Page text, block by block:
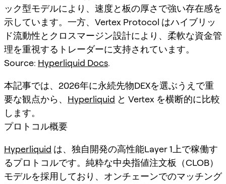
ック型モデルにより、速度と板の厚さで強い存在感を
示しています。一方、Vertex Protocol はハイブリッ
ド流動性とクロスマージン設計により、柔軟な資金管
理を重視するトレーダーに支持されています。
Source: Hyperliquid Docs.
本記事では、2026年に永続先物DEXを選ぶうえで重
要な観点から、 Hyperliquid と Vertex を横断的に比較
します。
プロトコル概要
Hyperliquid は、独自開発の高性能Layer 1上で稼働す
るプロトコルです。純粋な中央指値注文板（CLOB）
モデルを採用しており、オンチェーンでのマッチング